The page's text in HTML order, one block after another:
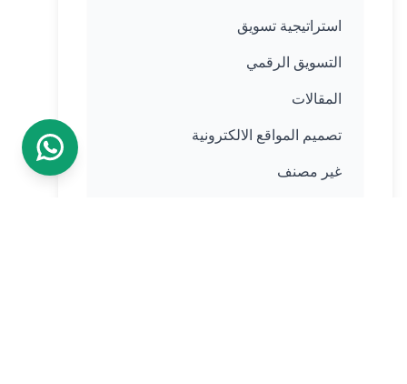
استراتيجية تسويق
التسويق الرقمي
المقالات
تصميم المواقع الالكترونية
غير مصنف